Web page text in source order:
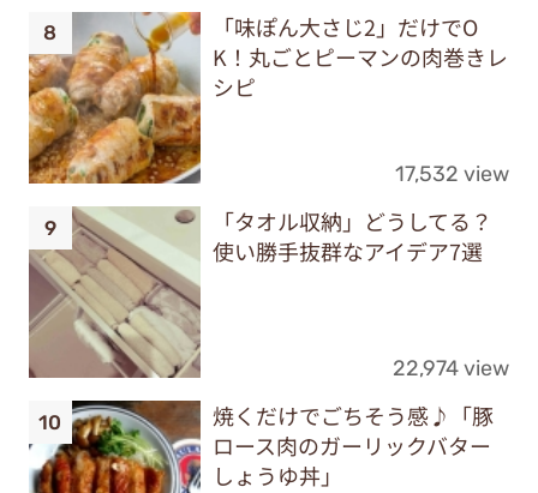
「味ぽん大さじ2」だけでO
K！丸ごとピーマンの肉巻きレ
シピ
17,532 view
「タオル収納」どうしてる？
使い勝手抜群なアイデア7選
22,974 view
焼くだけでごちそう感♪「豚
ロース肉のガーリックバター
しょうゆ丼」